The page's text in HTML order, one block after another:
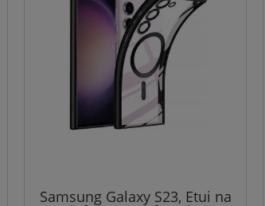
Samsung Galaxy S23, Etui na